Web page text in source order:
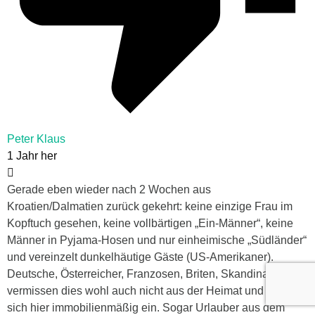
Peter Klaus
1 Jahr her
Gerade eben wieder nach 2 Wochen aus
Kroatien/Dalmatien zurück gekehrt: keine einzige Frau im
Kopftuch gesehen, keine vollbärtigen „Ein-Männer“, keine
Männer in Pyjama-Hosen und nur einheimische „Südländer“
und vereinzelt dunkelhäutige Gäste (US-Amerikaner).
Deutsche, Österreicher, Franzosen, Briten, Skandinavier
vermissen dies wohl auch nicht aus der Heimat und kaufen
sich hier immobilienmäßig ein. Sogar Urlauber aus dem